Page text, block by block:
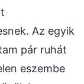
Az egyik
pár ruhát
eszembe